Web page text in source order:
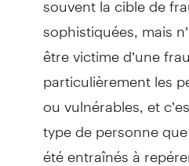
sophistiquées, mais
être victime d’une
particulièrement les
ou vulnérables, et
type de personne
été entraînés à